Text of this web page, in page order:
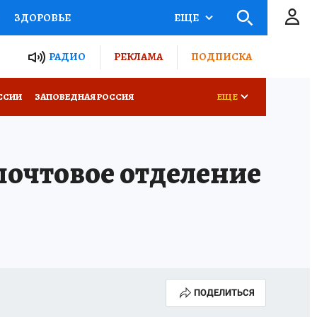
ЗДОРОВЬЕ
РОССИИ
ЕЩЕ
РАДИО РЕКЛАМА ПОДПИСКА
ЗАПОВЕДНАЯ РОССИЯ ЕЩЕ
отделение
ПОДЕЛИТЬСЯ